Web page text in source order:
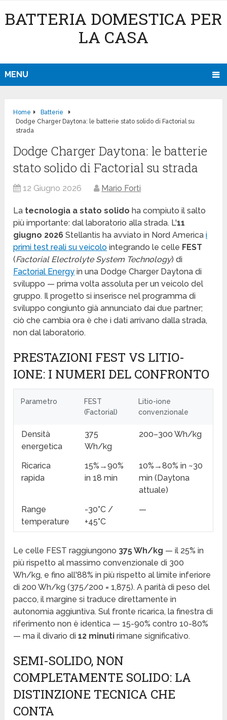
BATTERIA DOMESTICA PER
LA CASA
MENU
Home
Batterie
Dodge Charger Daytona: le batterie stato solido di Factorial su
strada
Dodge Charger Daytona: le batterie
stato solido di Factorial su strada
12 Giugno 2026 Mario Forti
La tecnologia a stato solido ha compiuto il salto
più importante: dal laboratorio alla strada. L'11
giugno 2026 Stellantis ha avviato in Nord Americai
primi test reali su veicolo integrando le celle FEST
(Factorial Electrolyte System Technology) di
Factorial Energy in una Dodge Charger Daytona di
sviluppo — prima volta assoluta per un veicolo del
gruppo. Il progetto si inserisce nel programma di
sviluppo congiunto già annunciato dai due partner;
ciò che cambia ora è che i dati arrivano dalla strada,
non dal laboratorio.
PRESTAZIONI FEST VS LITIO-
IONE: I NUMERI DEL CONFRONTO
Parametro
FEST
(Factorial)
Litio-ione
convenzionale
Densità
energetica
375
Wh/kg
200–300 Wh/kg
Ricarica
rapida
15%→90%
in 18 min
10%→80% in ~30
min (Daytona
attuale)
Range
temperature
-30°C /
+45°C
—
Le celle FEST raggiungono 375 Wh/kg — il 25% in
più rispetto al massimo convenzionale di 300
Wh/kg, e fino all'88% in più rispetto al limite inferiore
di 200 Wh/kg (375/200 = 1,875). A parità di peso del
pacco, il margine si traduce direttamente in
autonomia aggiuntiva. Sul fronte ricarica, la finestra di
riferimento non è identica — 15-90% contro 10-80%
— ma il divario di12 minuti rimane significativo.
SEMI-SOLIDO, NON
COMPLETAMENTE SOLIDO: LA
DISTINZIONE TECNICA CHE
CONTA